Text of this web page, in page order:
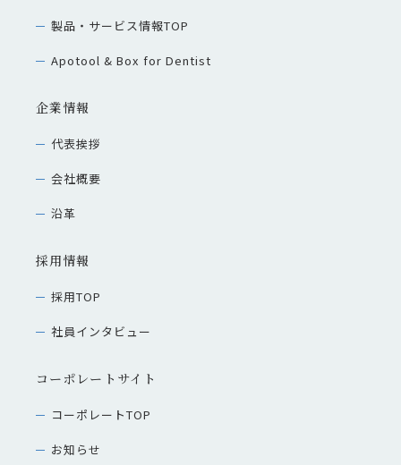
製品・サービス情報TOP
Apotool & Box for Dentist
企業情報
代表挨拶
会社概要
沿革
採用情報
採用TOP
社員インタビュー
コーポレートサイト
コーポレートTOP
お知らせ